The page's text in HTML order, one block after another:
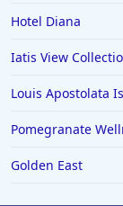
Hotels in
Hotel Diana
Iatis View
Louis Apostolata
Pomegranate
Golden East